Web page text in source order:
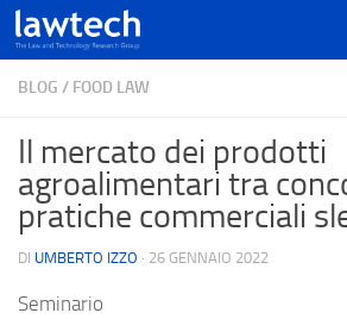
BLOG / FOOD LAW
Il mercato dei prodotti
agroalimentari tra
pratiche commerciali
DI UMBERTO IZZO · 26 GENNAIO 2022
Seminario